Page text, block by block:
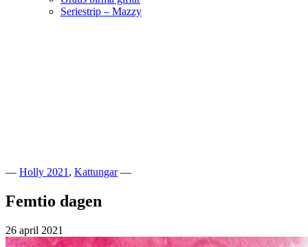
Seriestrip – Mazzy
— Holly 2021 , Kattungar—
Femtio dagen
26 april 2021